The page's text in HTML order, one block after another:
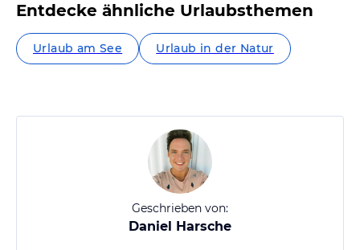
Entdecke ähnliche Urlaubsthemen
Urlaub am See Urlaub in der Natur
Geschrieben von:
Daniel Harsche